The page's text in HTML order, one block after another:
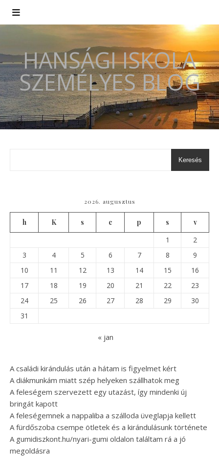
HANSÁGI ISKOLA
SZEMÉLYES BLOG
Keresés
2026. augusztus
h K s c p s
v
1
2
3
4 5 6 7 8
9
10
11 12 13 14 15
16
17
18 19 20 21 22
23
24
25 26 27 28 29
30
31
« jan
A családi kirándulás után a hátam is figyelmet kért
A diákmunkám miatt szép helyeken szállhatok meg
A feleségem szervezett egy utazást, így mindenki új
bringát kapott
A feleségemnek a nappaliba a szálloda üveglapja kellett
A fürdőszoba csempe ötletek és a kirándulásunk története
A gumidiszkont.hu/nyari-gumi oldalon találtam rá a jó
megoldásra